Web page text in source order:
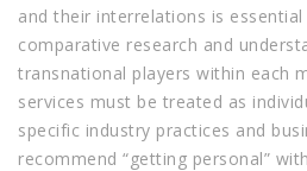
and their interrelations is
comparative research and
transnational players within each
services must be treated as
specific industry practices and
recommend “getting personal”